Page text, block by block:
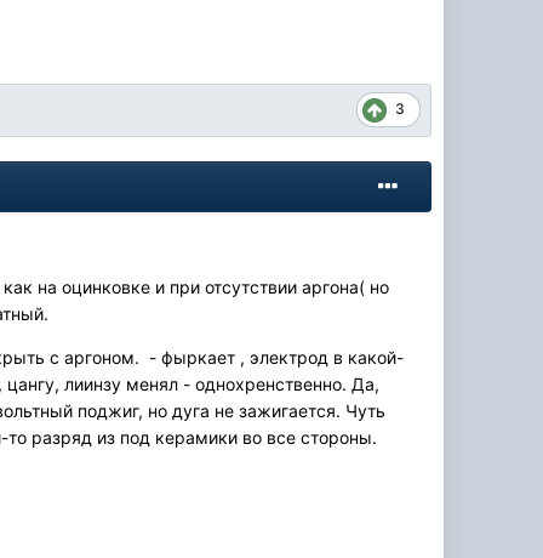
3
на оцинковке и при отсутствии аргона( но
с аргоном. - фыркает , электрод в какой-
лиинзу менял - однохренственно. Да,
поджиг, но дуга не зажигается. Чуть
разряд из под керамики во все стороны.